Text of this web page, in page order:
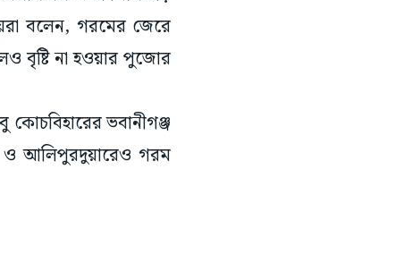
বলেন, গরমের জেরে
বৃষ্টি না হওয়ার পুজোর
ভবানীগঞ্জ
ও আলিপুরদুয়ারেও গরম